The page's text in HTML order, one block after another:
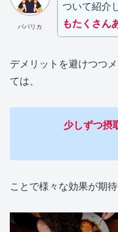
パパリカ
ついて紹介
もたくさん
デメリットを避けつつ
ては、
少しずつ摂
ことで様々な効果が期待